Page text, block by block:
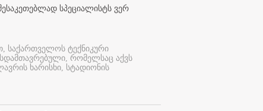
სპეციალისტს ვერ
საქართველოს ტექნიკური
რომელსაც აქვს
ხარისხი, სტადიონის